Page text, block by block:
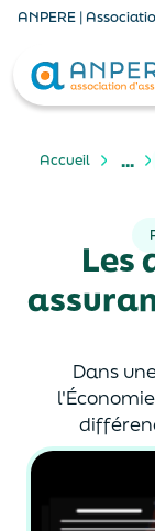
ANPERE |
Accueil ...
Les
Dans